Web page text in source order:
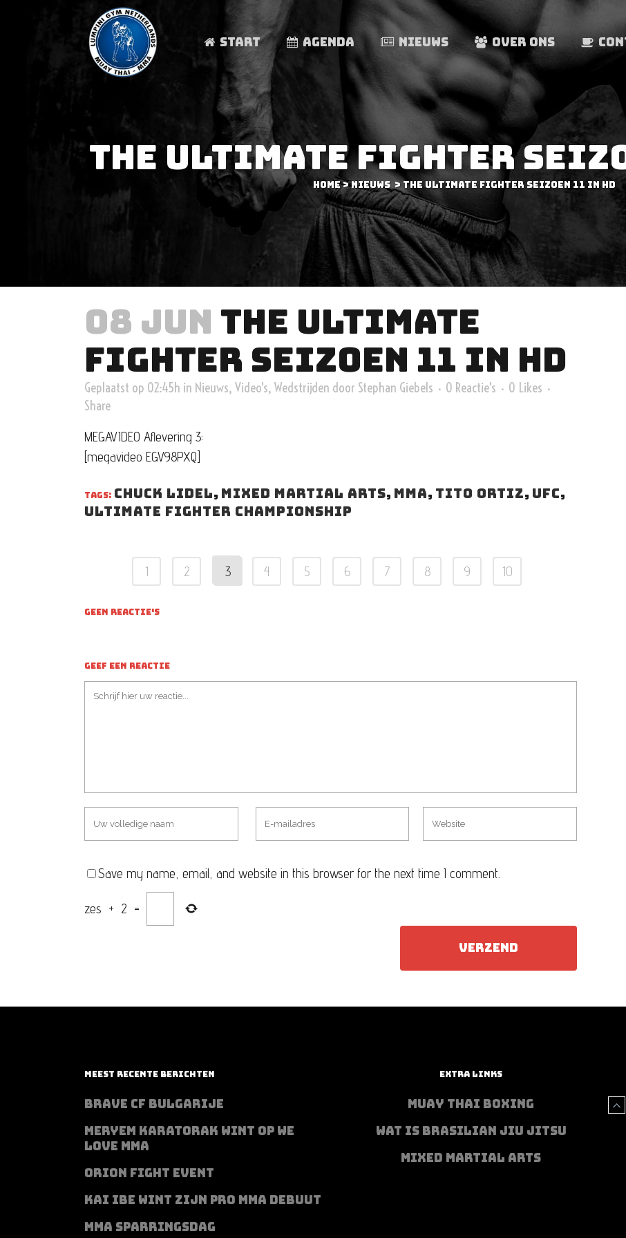
START AGENDA NIEUWS OVER ONS
THE ULTIMATE FIGHTER
Home>Nieuws >The Ultimate Fighter seizoen 11 in HD
08 JUN THE ULTIMATE
FIGHTER SEIZOEN 11 IN HD
Geplaatst op 02:45h in Nieuws, Video's, Wedstrijden door Stephan Giebels 0 Reactie's 0 Likes
Share
MEGAVIDEO Aflevering 3:
[megavideo EGV98PXQ]
TAGS: chuck lidel, mixed martial arts, MMA, tito ortiz, ufc,
ultimate fighter championship
1 2 3 4 5 6 7 8 9 10
GEEN REACTIE'S
GEEF EEN REACTIE
Save my name, email, and website in this browser for the next time I comment.
zes + 2 =
MEEST RECENTE BERICHTEN
BRAVE CF BULGARIJE
MERYEM KARATORAK WINT OP WE
LOVE MMA
ORION FIGHT EVENT
KAI IBE WINT ZIJN PRO MMA DEBUUT
MMA SPARRINGSDAG
EXTRA LINKS
MUAY THAI BOXING
WAT IS BRASILIAN JIU JITSU
MIXED MARTIAL ARTS